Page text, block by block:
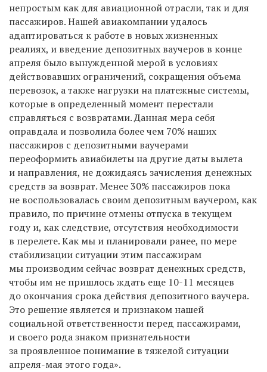
непростым как для авиационной отрасли, так и для
пассажиров. Нашей авиакомпании удалось
адаптироваться к работе в новых жизненных
реалиях, и введение депозитных ваучеров в конце
апреля было вынужденной мерой в условиях
действовавших ограничений, сокращения объема
перевозок, а также нагрузки на платежные системы,
которые в определенный момент перестали
справляться с возвратами. Данная мера себя
оправдала и позволила более чем 70% наших
пассажиров с депозитными ваучерами
переоформить авиабилеты на другие даты вылета
и направления, не дожидаясь зачисления денежных
средств за возврат. Менее 30% пассажиров пока
не воспользовалась своим депозитным ваучером, как
правило, по причине отмены отпуска в текущем
году и, как следствие, отсутствия необходимости
в перелете. Как мы и планировали ранее, по мере
стабилизации ситуации этим пассажирам
мы производим сейчас возврат денежных средств,
чтобы им не пришлось ждать еще 10-11 месяцев
до окончания срока действия депозитного ваучера.
Это решение является и признаком нашей
социальной ответственности перед пассажирами,
и своего рода знаком признательности
за проявленное понимание в тяжелой ситуации
апреля-мая этого года».